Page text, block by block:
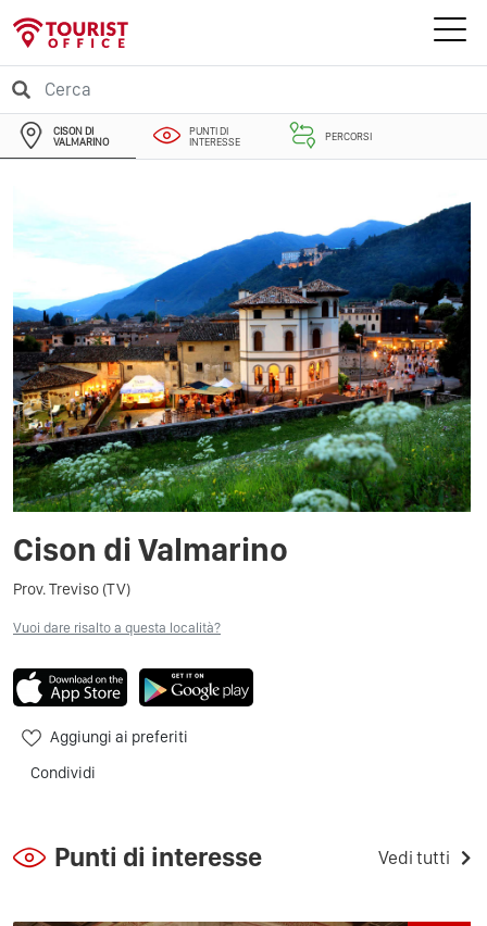
CISON DI
VALMARINO
PUNTI DI
INTERESSE
PERCORSI
Cison di Valmarino
Prov. Treviso (TV)
Vuoi dare risalto a questa località?
Aggiungi ai preferiti
Condividi
Punti di interesse Vedi tutti